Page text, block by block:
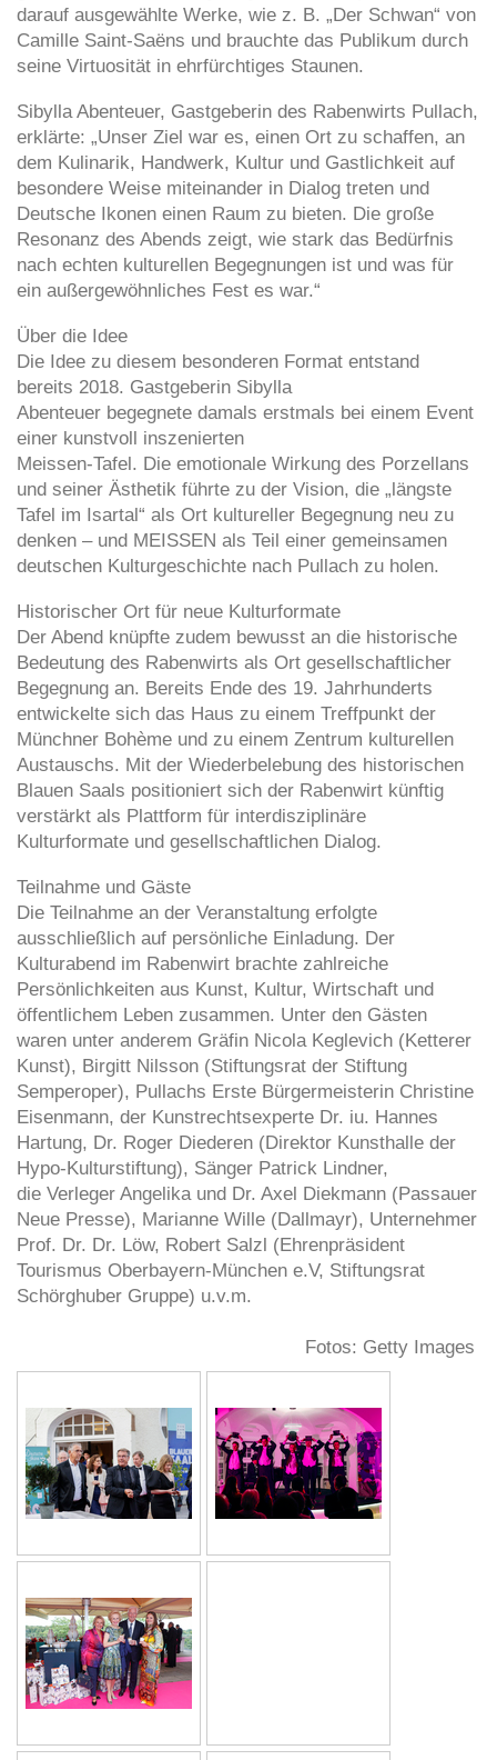
darauf ausgewählte Werke, wie z. B. „Der Schwan“ von
Camille Saint-Saëns und brauchte das Publikum durch
seine Virtuosität in ehrfürchtiges Staunen.
Sibylla Abenteuer, Gastgeberin des Rabenwirts Pullach,
erklärte: „Unser Ziel war es, einen Ort zu schaffen, an
dem Kulinarik, Handwerk, Kultur und Gastlichkeit auf
besondere Weise miteinander in Dialog treten und
Deutsche Ikonen einen Raum zu bieten. Die große
Resonanz des Abends zeigt, wie stark das Bedürfnis
nach echten kulturellen Begegnungen ist und was für
ein außergewöhnliches Fest es war.“
Über die Idee
Die Idee zu diesem besonderen Format entstand
bereits 2018. Gastgeberin Sibylla
Abenteuer begegnete damals erstmals bei einem Event
einer kunstvoll inszenierten
Meissen-Tafel. Die emotionale Wirkung des Porzellans
und seiner Ästhetik führte zu der Vision, die „längste
Tafel im Isartal“ als Ort kultureller Begegnung neu zu
denken – und MEISSEN als Teil einer gemeinsamen
deutschen Kulturgeschichte nach Pullach zu holen.
Historischer Ort für neue Kulturformate
Der Abend knüpfte zudem bewusst an die historische
Bedeutung des Rabenwirts als Ort gesellschaftlicher
Begegnung an. Bereits Ende des 19. Jahrhunderts
entwickelte sich das Haus zu einem Treffpunkt der
Münchner Bohème und zu einem Zentrum kulturellen
Austauschs. Mit der Wiederbelebung des historischen
Blauen Saals positioniert sich der Rabenwirt künftig
verstärkt als Plattform für interdisziplinäre
Kulturformate und gesellschaftlichen Dialog.
Teilnahme und Gäste
Die Teilnahme an der Veranstaltung erfolgte
ausschließlich auf persönliche Einladung. Der
Kulturabend im Rabenwirt brachte zahlreiche
Persönlichkeiten aus Kunst, Kultur, Wirtschaft und
öffentlichem Leben zusammen. Unter den Gästen
waren unter anderem Gräfin Nicola Keglevich (Ketterer
Kunst), Birgitt Nilsson (Stiftungsrat der Stiftung
Semperoper), Pullachs Erste Bürgermeisterin Christine
Eisenmann, der Kunstrechtsexperte Dr. iu. Hannes
Hartung, Dr. Roger Diederen (Direktor Kunsthalle der
Hypo-Kulturstiftung), Sänger Patrick Lindner,
die Verleger Angelika und Dr. Axel Diekmann (Passauer
Neue Presse), Marianne Wille (Dallmayr), Unternehmer
Prof. Dr. Dr. Löw, Robert Salzl (Ehrenpräsident
Tourismus Oberbayern-München e.V, Stiftungsrat
Schörghuber Gruppe) u.v.m.
Fotos: Getty Images